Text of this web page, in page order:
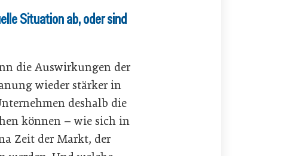
Situation ab, oder sind
die Auswirkungen der
wieder stärker in
deshalb die
können – wie sich in
Zeit der Markt, der